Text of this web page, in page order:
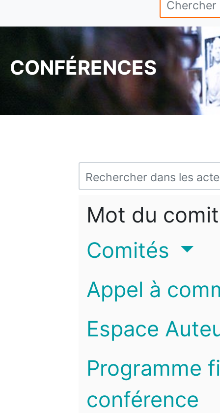
CONFÉRENCES
Mot du
Comités
Appel à
Espace
Programme
conférence